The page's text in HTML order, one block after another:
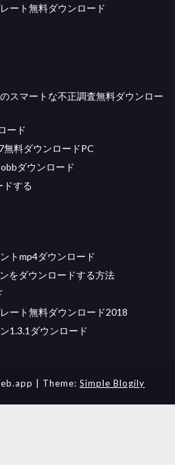
ート無料ダウンロード
スマートな不正調査無料ダウンロー
ード
料ダウンロードPC
ダウンロード
する
トmp4ダウンロード
をダウンロードする方法
ート無料ダウンロード2018
1.3.1ダウンロード
| Theme: Simple Blogily